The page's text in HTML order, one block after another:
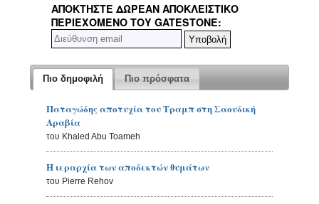
ΑΠΟΚΤΉΣΤΕ ΔΩΡΕΆΝ ΑΠΟΚΛΕΙΣΤΙΚΌ
ΠΕΡΙΕΧΌΜΕΝΟ ΤΟΥ GATESTONE:
Πιο δημοφιλή Πιο πρόσφατα
Παταγώδης αποτυχία του Τραμπ στη Σαουδική
Αραβία
του Khaled Abu Toameh
Η ιεραρχία των αποδεκτών θυμάτων
του Pierre Rehov